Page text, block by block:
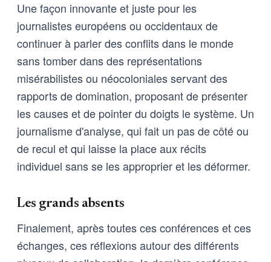
Une façon innovante et juste pour les
journalistes européens ou occidentaux de
continuer à parler des conflits dans le monde
sans tomber dans des représentations
misérabilistes ou néocoloniales servant des
rapports de domination, proposant de présenter
les causes et de pointer du doigts le système. Un
journalisme d'analyse, qui fait un pas de côté ou
de recul et qui laisse la place aux récits
individuel sans se les approprier et les déformer.
Les grands absents
Finalement, après toutes ces conférences et ces
échanges, ces réflexions autour des différents